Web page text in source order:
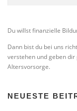
Du willst finanzielle
Dann bist du bei uns
verstehen und geben
Altersvorsorge.
NEUESTE